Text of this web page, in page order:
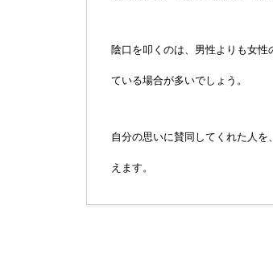
陰口を叩くのは、男性よりも女
ている場合が多いでしょう。
自分の思いに賛同してくれた人
えます。